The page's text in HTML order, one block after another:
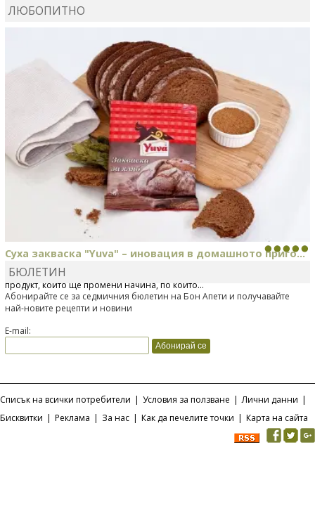
ЛЮБОПИТНО
Суха закваска "Yuva" – иновация в домашното приго...
Отскоро Лесафр България стартира предлагането на изцяло нов
продукт, който ще промени начина, по който...
БЮЛЕТИН
Абонирайте се за седмичния бюлетин на Бон Апети и получавайте
най-новите рецепти и новини
E-mail:
Списък на всички потребители | Условия за ползване | Лични данни |
Бисквитки | Реклама | За нас | Как да печелите точки | Карта на сайта